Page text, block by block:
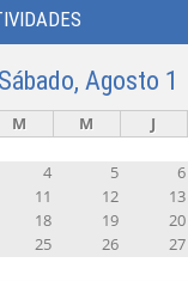
Sábado, Agosto 1
M M J
4 5 6
11 12 13
18 19 20
25 26 27